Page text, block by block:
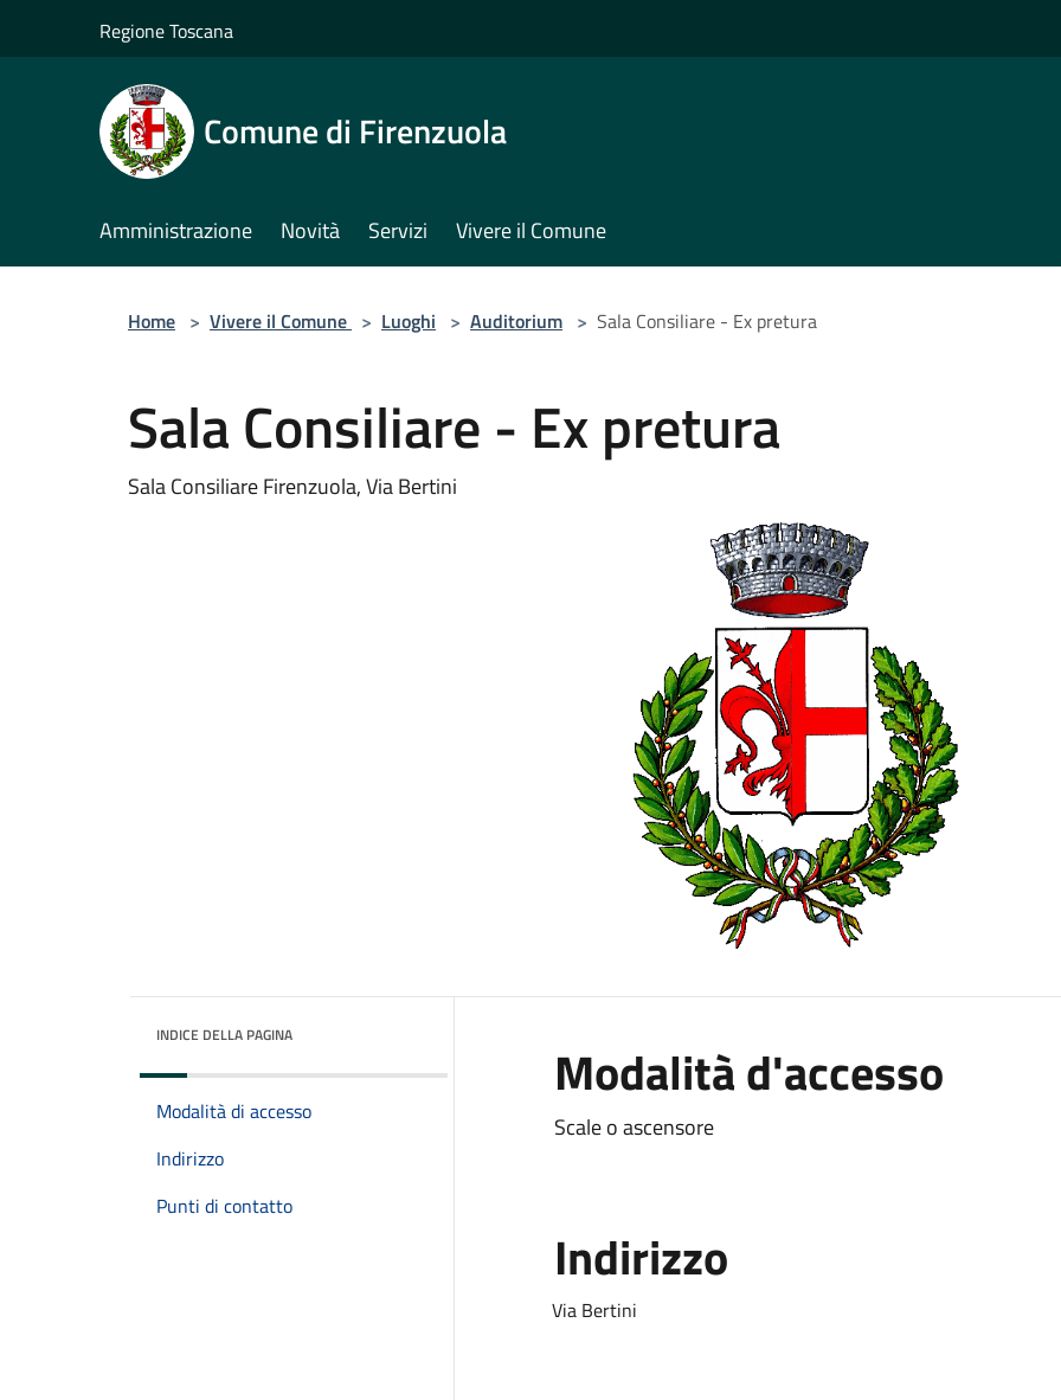
Regione Toscana
Comune di Firenzuola
Amministrazione Novità Servizi Vivere il Comune
Home > Vivere il Comune > Luoghi > Auditorium > Sala Consiliare - Ex pretura
Sala Consiliare - Ex pretura
Sala Consiliare Firenzuola, Via Bertini
INDICE DELLA PAGINA
Modalità di accesso
Indirizzo
Punti di contatto
Modalità d'accesso
Scale o ascensore
Indirizzo
Via Bertini